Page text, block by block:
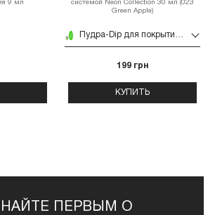
9 мл
системой Neon Collection 30 мл (023
Green Apple)
Пудра-Dip для покрытия ногтей Dip системой Neon Collection 30 мл (023 Green Apple)
199 грн
КУПИТЬ
ПЕРВЫМ О